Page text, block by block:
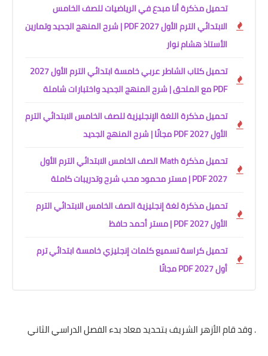
تحميل مذكرة أنا مبدع في الرياضيات للصف الخامس
الابتدائي الترم الأول 2027 PDF | شرح المنهج الجديد وتمارين
الأستاذ هشام نوار
تحميل كتاب الشاطر عربي خامسة ابتدائي الترم الأول 2027
PDF مع الملحق | شرح المنهج الجديد واختبارات شاملة
تحميل مذكرة اللغة الإنجليزية للصف الخامس الابتدائي الترم
الأول 2027 PDF مجانًا | شرح المنهج الجديد
تحميل مذكرة Math الصف الخامس الابتدائي الترم الأول
2027 PDF | مستر محمود محب شرح وتدريبات كاملة
تحميل مذكرة لغة إنجليزية الصف الخامس الابتدائي الترم
الأول 2027 PDF | مستر أحمد حافظ
تحميل كراسة تسميع كلمات إنجليزي خامسة ابتدائي ترم
أول 2027 PDF مجانًا
. وقد قام الأزهر الشريف بتحديد معاد بدء الفصل الدراسي الثاني